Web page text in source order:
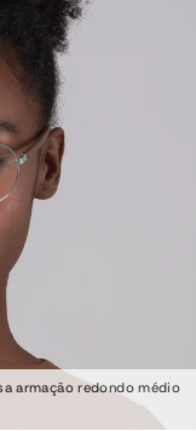
armação redondo médio